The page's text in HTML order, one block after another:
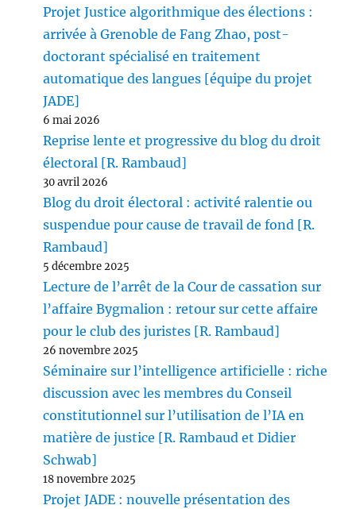
Projet Justice algorithmique des élections :
arrivée à Grenoble de Fang Zhao, post-
doctorant spécialisé en traitement
automatique des langues [équipe du projet
JADE]
6 mai 2026
Reprise lente et progressive du blog du droit
électoral [R. Rambaud]
30 avril 2026
Blog du droit électoral : activité ralentie ou
suspendue pour cause de travail de fond [R.
Rambaud]
5 décembre 2025
Lecture de l’arrêt de la Cour de cassation sur
l’affaire Bygmalion : retour sur cette affaire
pour le club des juristes [R. Rambaud]
26 novembre 2025
Séminaire sur l’intelligence artificielle : riche
discussion avec les membres du Conseil
constitutionnel sur l’utilisation de l’IA en
matière de justice [R. Rambaud et Didier
Schwab]
18 novembre 2025
Projet JADE : nouvelle présentation des